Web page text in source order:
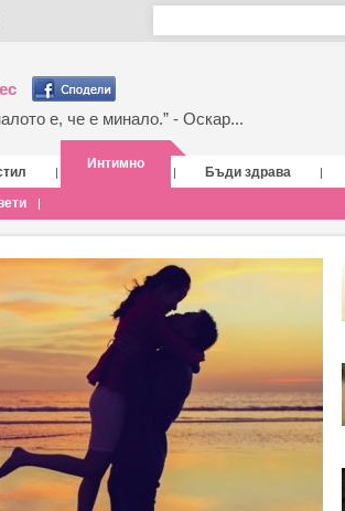
е, че е минало.” - Оскар...
|
Интимно
| Бъди здрава |
|